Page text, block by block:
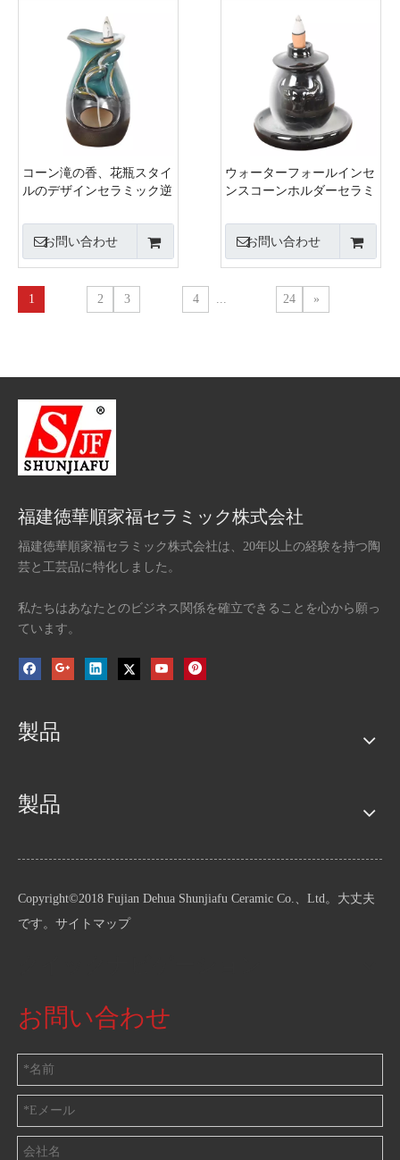
コーン滝の香、花瓶スタイ
ルのデザインセラミック逆
お問い合わせ
ウォーターフォールインセ
ンスコーンホルダーセラミ
お問い合わせ
1 2 3 4 ... 24 »
福建徳華順家福セラミック株式会社
福建徳華順家福セラミック株式会社は、20年以上の経験を持つ陶
芸と工芸品に特化しました。
私たちはあなたとのビジネス関係を確立できることを心から願っ
ています。
製品
製品
Copyright©2018 Fujian Dehua Shunjiafu Ceramic Co.、Ltd。大丈夫
です。 サイトマップ
お問い合わせ